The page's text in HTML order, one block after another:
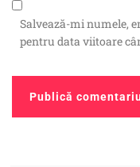
Salvează-mi numele,
pentru data viitoare